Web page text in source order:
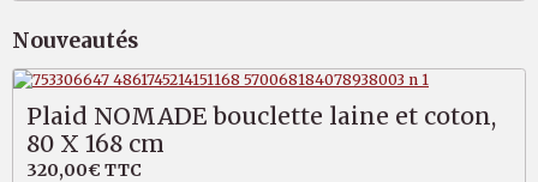
Nouveautés
Plaid NOMADE bouclette laine et coton,
80 X 168 cm
320,00€ TTC